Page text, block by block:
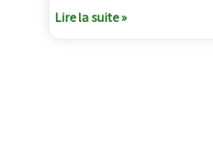
Lire la suite »